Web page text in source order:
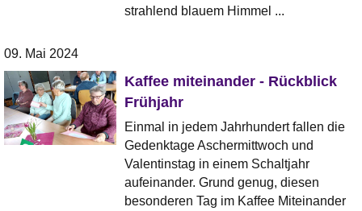
strahlend blauem Himmel ...
09. Mai 2024
Kaffee miteinander - Rückblick
Frühjahr
Einmal in jedem Jahrhundert fallen die
Gedenktage Aschermittwoch und
Valentinstag in einem Schaltjahr
aufeinander. Grund genug, diesen
besonderen Tag im Kaffee Miteinander